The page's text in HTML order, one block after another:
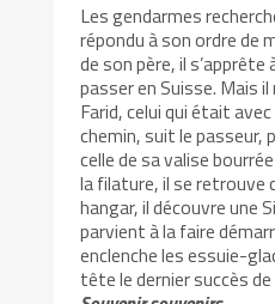
Les gendarmes
répondu à son ordre de
de son père, il
passer en Suisse. Mais
Farid, celui qui était
chemin, suit le passeur,
celle de sa valise
la filature, il se retrouve
hangar, il découvre une
parvient à la faire
enclenche les essuie-
tête le dernier succès de